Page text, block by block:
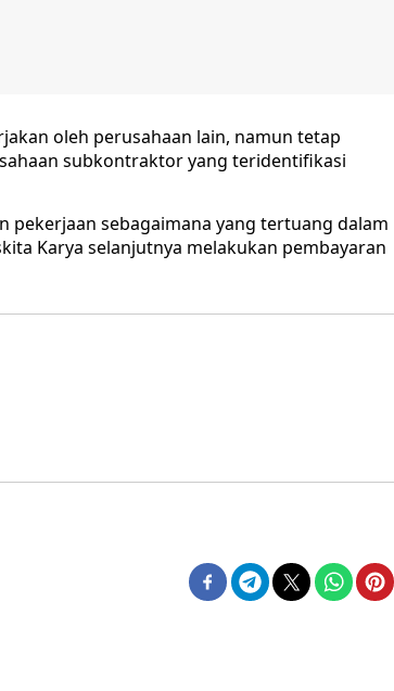
oleh perusahaan lain, namun tetap
subkontraktor yang teridentifikasi
pekerjaan sebagaimana yang tertuang dalam
Karya selanjutnya melakukan pembayaran